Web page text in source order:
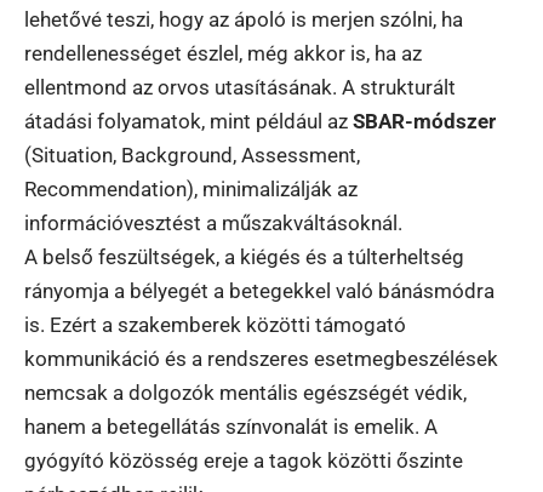
lehetővé teszi, hogy az ápoló is merjen szólni, ha
rendellenességet észlel, még akkor is, ha az
ellentmond az orvos utasításának. A strukturált
átadási folyamatok, mint például az SBAR-módszer
(Situation, Background, Assessment,
Recommendation), minimalizálják az
információvesztést a műszakváltásoknál.
A belső feszültségek, a kiégés és a túlterheltség
rányomja a bélyegét a betegekkel való bánásmódra
is. Ezért a szakemberek közötti támogató
kommunikáció és a rendszeres esetmegbeszélések
nemcsak a dolgozók mentális egészségét védik,
hanem a betegellátás színvonalát is emelik. A
gyógyító közösség ereje a tagok közötti őszinte